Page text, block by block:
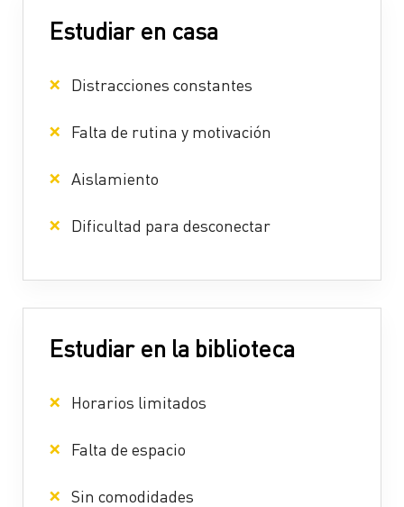
Estudiar en casa
Distracciones constantes
Falta de rutina y motivación
Aislamiento
Dificultad para desconectar
Estudiar en la biblioteca
Horarios limitados
Falta de espacio
Sin comodidades